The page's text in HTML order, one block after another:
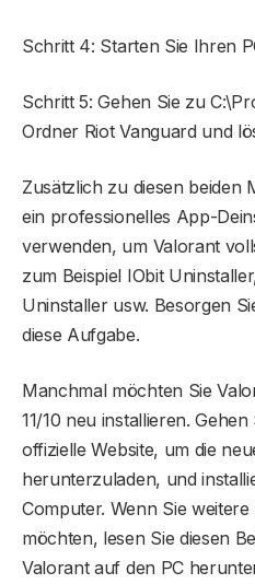
Schritt 4: Starten Sie Ihren
Schritt 5: Gehen Sie zu
Ordner Riot Vanguard und
Zusätzlich zu diesen beiden
ein professionelles App-
verwenden, um Valorant
zum Beispiel IObit
Uninstaller usw. Besorgen
diese Aufgabe.
Manchmal möchten Sie
11/10 neu installieren.
offizielle Website, um die
herunterzuladen, und
Computer. Wenn Sie
möchten, lesen Sie diesen
Valorant auf den PC